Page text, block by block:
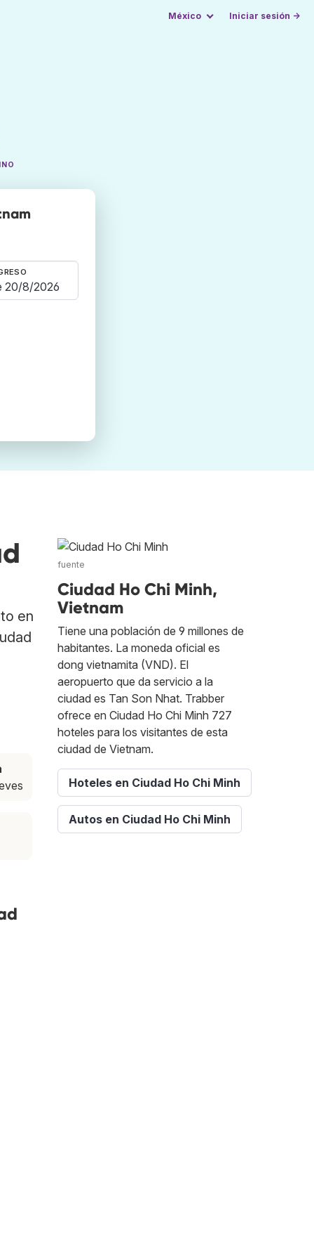
México Iniciar sesión →
en
fuente
Ciudad Ho Chi Minh,
Vietnam
Tiene una población de 9 millones de
habitantes. La moneda oficial es
dong vietnamita (VND). El
aeropuerto que da servicio a la
ciudad es Tan Son Nhat. Trabber
ofrece en Ciudad Ho Chi Minh 727
hoteles para los visitantes de esta
ciudad de Vietnam.
Hoteles en Ciudad Ho Chi Minh
Autos en Ciudad Ho Chi Minh